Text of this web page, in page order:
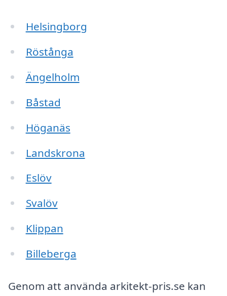
Helsingborg
Röstånga
Ängelholm
Båstad
Höganäs
Landskrona
Eslöv
Svalöv
Klippan
Billeberga
Genom att använda arkitekt-pris.se kan